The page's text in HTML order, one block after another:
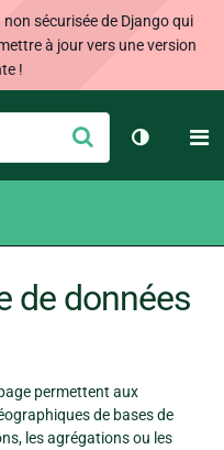
sécurisée de Django qui
à jour vers une version
!
Envoyer
Changer
de données
permettent aux
de bases de
les agrégations ou les